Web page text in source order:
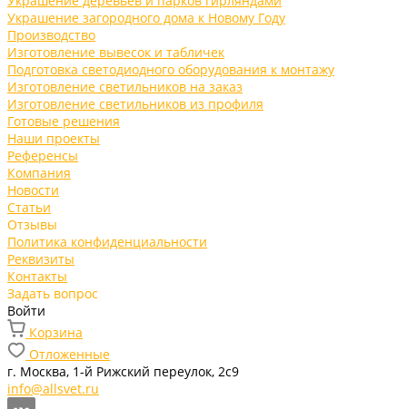
Украшение загородного дома к Новому Году
Производство
Изготовление вывесок и табличек
Подготовка светодиодного оборудования к монтажу
Изготовление светильников на заказ
Изготовление светильников из профиля
Готовые решения
Наши проекты
Референсы
Компания
Новости
Статьи
Отзывы
Политика конфиденциальности
Реквизиты
Контакты
Задать вопрос
Войти
Корзина
Отложенные
г. Москва, 1-й Рижский переулок, 2с9
info@allsvet.ru